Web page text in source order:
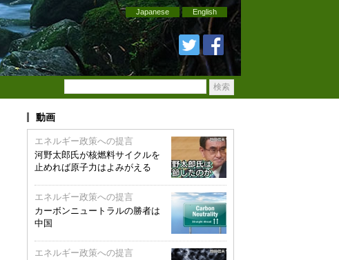
Japanese English
動画
エネルギー政策への提言
河野太郎氏が核燃料サイクルを
止めれば原子力はよみがえる
エネルギー政策への提言
カーボンニュートラルの勝者は
中国
エネルギー政策への提言